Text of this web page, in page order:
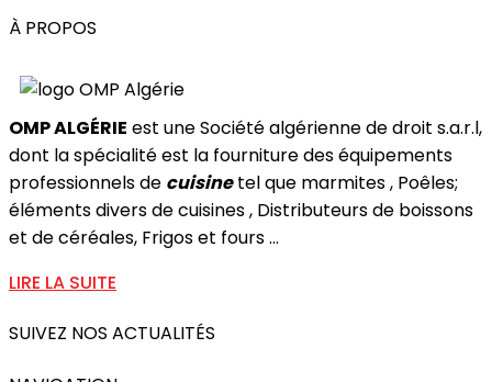
À PROPOS
OMP ALGÉRIE est une Société algérienne de droit s.a.r.l,
dont la spécialité est la fourniture des équipements
professionnels de cuisine tel que marmites , Poêles;
éléments divers de cuisines , Distributeurs de boissons
et de céréales, Frigos et fours ...
LIRE LA SUITE
SUIVEZ NOS ACTUALITÉS